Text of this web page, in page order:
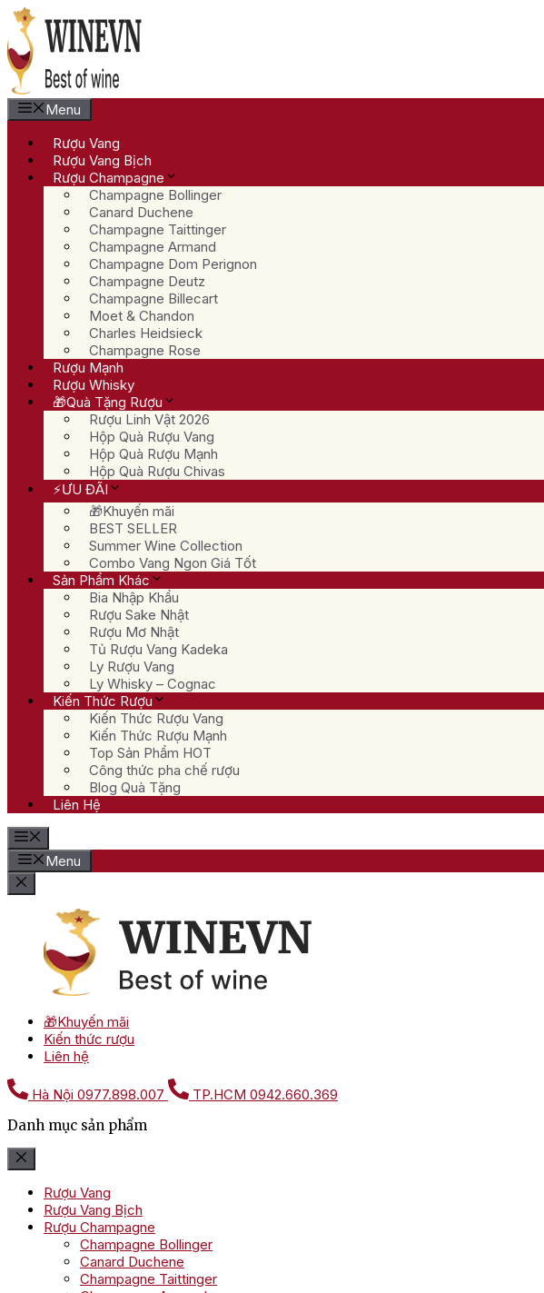
Chuyển
đến
nội
dung
Menu
Rượu Vang
Rượu Vang Bịch
Rượu Champagne
Champagne Bollinger
Canard Duchene
Champagne Taittinger
Champagne Armand
Champagne Dom Perignon
Champagne Deutz
Champagne Billecart
Moet & Chandon
Charles Heidsieck
Champagne Rose
Rượu Mạnh
Rượu Whisky
🎁Quà Tặng Rượu
Rượu Linh Vật 2026
Hộp Quà Rượu Vang
Hộp Quà Rượu Mạnh
Hộp Quà Rượu Chivas
⚡ƯU ĐÃI
🎁Khuyến mãi
BEST SELLER
Summer Wine Collection
Combo Vang Ngon Giá Tốt
Sản Phẩm Khác
Bia Nhập Khẩu
Rượu Sake Nhật
Rượu Mơ Nhật
Tủ Rượu Vang Kadeka
Ly Rượu Vang
Ly Whisky – Cognac
Kiến Thức Rượu
Kiến Thức Rượu Vang
Kiến Thức Rượu Mạnh
Top Sản Phẩm HOT
Công thức pha chế rượu
Blog Quà Tặng
Liên Hệ
Menu
🎁Khuyến mãi
Kiến thức rượu
Liên hệ
Hà Nội 0977.898.007 TP.HCM 0942.660.369
Danh mục sản phẩm
Rượu Vang
Rượu Vang Bịch
Rượu Champagne
Champagne Bollinger
Canard Duchene
Champagne Taittinger